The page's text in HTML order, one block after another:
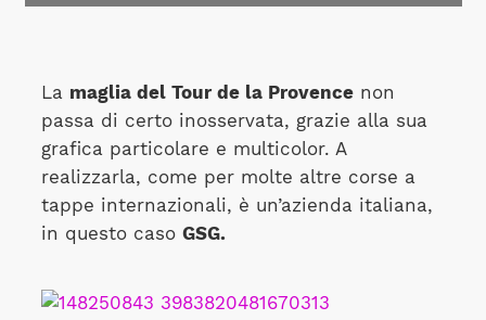
La maglia del Tour de la Provencenon
passa di certo inosservata, grazie alla sua
grafica particolare e multicolor. A
realizzarla, come per molte altre corse a
tappe internazionali, è un’azienda italiana,
in questo caso GSG.